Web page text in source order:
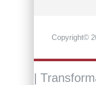
Copyright©
|